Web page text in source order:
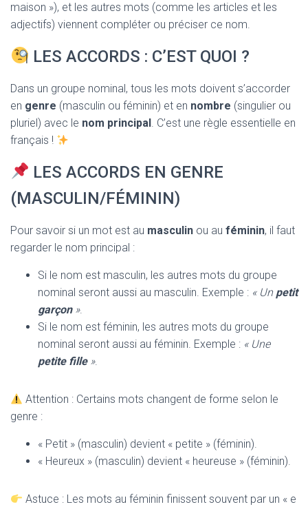
maison »), et les autres mots (comme les articles et les
adjectifs) viennent compléter ou préciser ce nom.
LES ACCORDS : C’EST QUOI ?
Dans un groupe nominal, tous les mots doivent s’accorder
en genre (masculin ou féminin) et en nombre (singulier ou
pluriel) avec le nom principal. C’est une règle essentielle en
français !
LES ACCORDS EN GENRE
(MASCULIN/FÉMININ)
Pour savoir si un mot est au masculin ou au féminin, il faut
regarder le nom principal :
Si le nom est masculin, les autres mots du groupe
nominal seront aussi au masculin. Exemple : « Un petit
garçon».
Si le nom est féminin, les autres mots du groupe
nominal seront aussi au féminin. Exemple : « Une
petite fille».
Attention : Certains mots changent de forme selon le
genre :
« Petit » (masculin) devient « petite » (féminin).
« Heureux » (masculin) devient « heureuse » (féminin).
Astuce : Les mots au féminin finissent souvent par un « e